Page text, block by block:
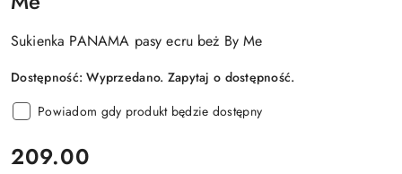
Sukienka PANAMA pasy ecru beż By Me
Dostępność:Wyprzedano. Zapytaj o dostępność.
Powiadom gdy produkt będzie dostępny
cena:
209.00